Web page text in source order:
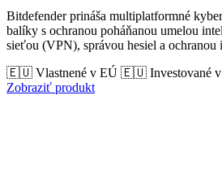
Bitdefender prináša multiplatformné
balíky s ochranou poháňanou umelou
sieťou (VPN), správou hesiel a ochranou
🇪🇺 Vlastnené v EÚ 🇪🇺 Investované
Zobraziť produkt